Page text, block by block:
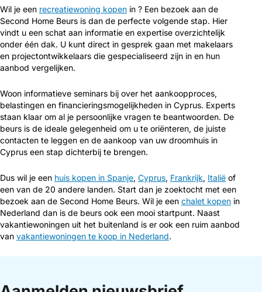
Wil je een recreatiewoning kopen in ? Een bezoek aan de
Second Home Beurs is dan de perfecte volgende stap. Hier
vindt u een schat aan informatie en expertise overzichtelijk
onder één dak. U kunt direct in gesprek gaan met makelaars
en projectontwikkelaars die gespecialiseerd zijn in en hun
aanbod vergelijken.
Woon informatieve seminars bij over het aankoopproces,
belastingen en financieringsmogelijkheden in Cyprus. Experts
staan klaar om al je persoonlijke vragen te beantwoorden. De
beurs is de ideale gelegenheid om u te oriënteren, de juiste
contacten te leggen en de aankoop van uw droomhuis in
Cyprus een stap dichterbij te brengen.
Dus wil je een huis kopen in Spanje, Cyprus, Frankrijk, Italië of
een van de 20 andere landen. Start dan je zoektocht met een
bezoek aan de Second Home Beurs. Wil je een chalet kopen in
Nederland dan is de beurs ook een mooi startpunt. Naast
vakantiewoningen uit het buitenland is er ook een ruim aanbod
van vakantiewoningen te koop in Nederland.